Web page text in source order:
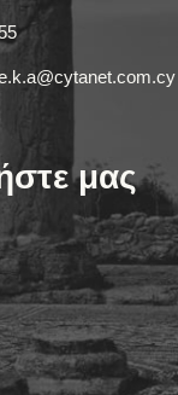
μας